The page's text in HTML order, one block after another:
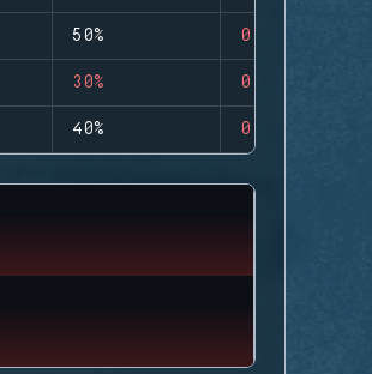
50% 0
30% 0
40% 0